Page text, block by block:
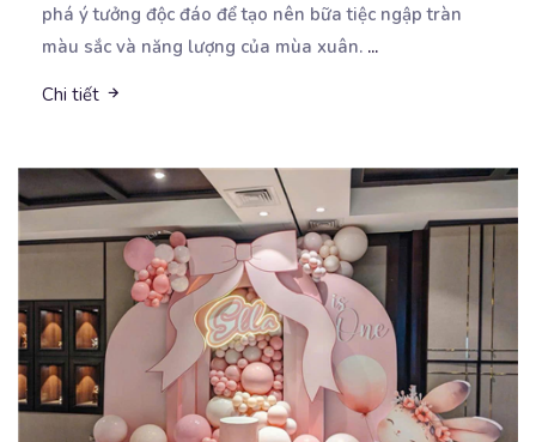
phá ý tưởng độc đáo để tạo nên bữa tiệc ngập tràn
màu sắc và năng lượng của mùa xuân. ...
Chi tiết